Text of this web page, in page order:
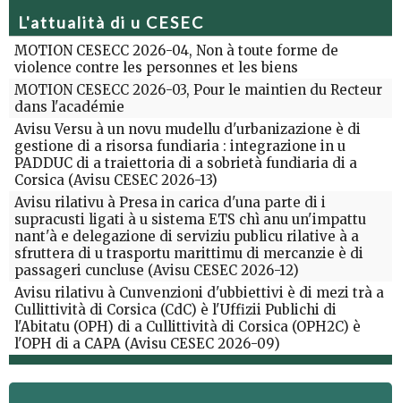
L'attualità di u CESEC
MOTION CESECC 2026-04, Non à toute forme de
violence contre les personnes et les biens
MOTION CESECC 2026-03, Pour le maintien du Recteur
dans l'académie
Avisu Versu à un novu mudellu d'urbanizazione è di
gestione di a risorsa fundiaria : integrazione in u
PADDUC di a traiettoria di a sobrietà fundiaria di a
Corsica (Avisu CESEC 2026-13)
Avisu rilativu à Presa in carica d'una parte di i
supracusti ligati à u sistema ETS chì anu un'impattu
nant'à e delegazione di serviziu publicu rilative à a
sfruttera di u trasportu marittimu di mercanzie è di
passageri cuncluse (Avisu CESEC 2026-12)
Avisu rilativu à Cunvenzioni d'ubbiettivi è di mezi trà a
Cullittività di Corsica (CdC) è l'Uffizii Publichi di
l'Abitatu (OPH) di a Cullittività di Corsica (OPH2C) è
l'OPH di a CAPA (Avisu CESEC 2026-09)